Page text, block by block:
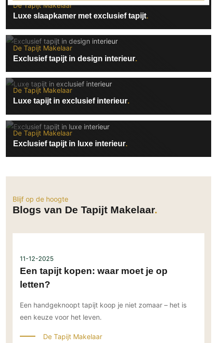
De Tapijt Makelaar
Luxe slaapkamer met exclusief tapijt
De Tapijt Makelaar
Exclusief tapijt in design interieur
De Tapijt Makelaar
Luxe tapijt in exclusief interieur
De Tapijt Makelaar
Exclusief tapijt in luxe interieur
Blijf op de hoogte
Blogs van De Tapijt Makelaar
11-12-2025
Een tapijt kopen: waar moet je op
letten?
Een handgeknoopt tapijt koop je niet zomaar – het is
een keuze voor het leven.
De Tapijt Makelaar